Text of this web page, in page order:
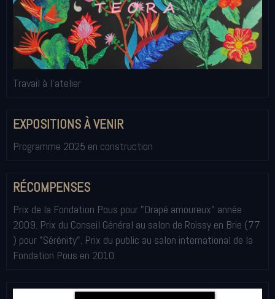
Travail à l'atelier
EXPOSITIONS À VENIR
Programme 2025 en construction
RÉCOMPENSES
Prix de la Fondation Pous pour "Drapé amoureux" année
2009. Prix du Conseil Général au salon de Roissy en Brie (77
) pour "Sérénity". Prix du public au salon international de la
Fondation Pous en 2010.